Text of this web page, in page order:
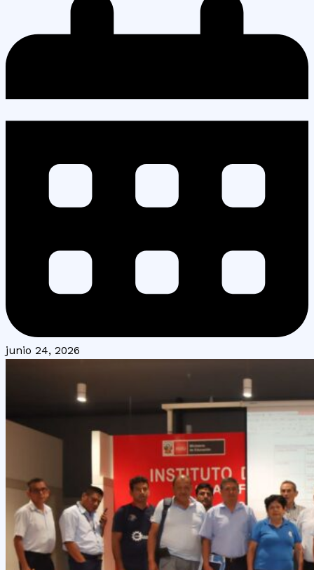
junio 24, 2026